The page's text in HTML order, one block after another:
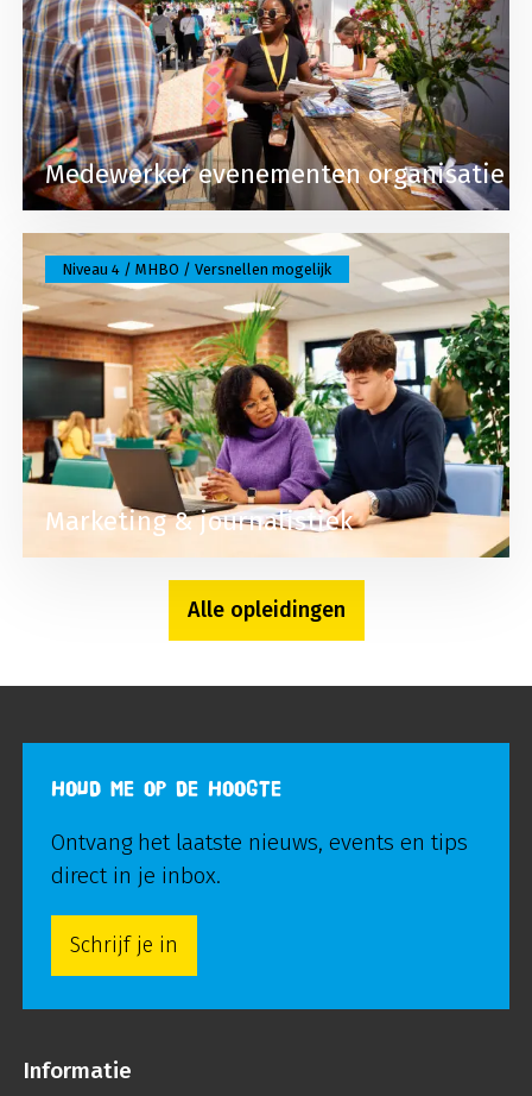
Medewerker evenementen organisatie
Marketing & journalistiek
Niveau 4 / MHBO / Versnellen mogelijk
Lees meer over Marketing & journalistiek
Alle opleidingen
HOUD ME OP DE HOOGTE
Ontvang het laatste nieuws, events en tips
direct in je inbox.
Schrijf je in
Informatie